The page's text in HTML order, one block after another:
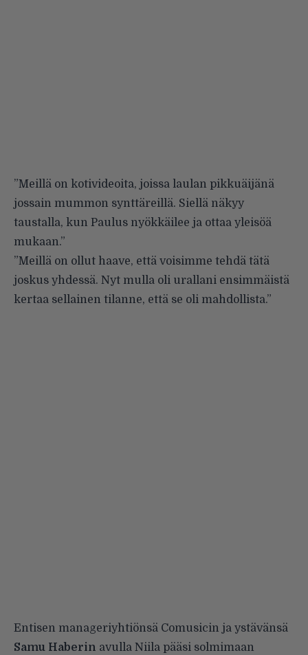
”Meillä on kotivideoita, joissa laulan pikkuäijänä
jossain mummon synttäreillä. Siellä näkyy
taustalla, kun Paulus nyökkäilee ja ottaa yleisöä
mukaan.”
”Meillä on ollut haave, että voisimme tehdä tätä
joskus yhdessä. Nyt mulla oli urallani ensimmäistä
kertaa sellainen tilanne, että se oli mahdollista.”
Entisen manageriyhtiönsä Comusicin ja ystävänsä
Samu Haberin avulla Niila pääsi solmimaan